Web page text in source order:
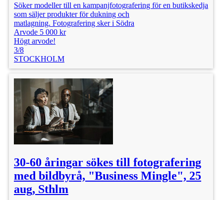
Söker modeller till en kampanjfotografering för en butikskedja
som säljer produkter för dukning och
matlagning. Fotografering sker i Södra
Arvode 5 000 kr
Högt arvode!
3/8
STOCKHOLM
30-60 åringar sökes till fotografering
med bildbyrå, "Business Mingle", 25
aug, Sthlm